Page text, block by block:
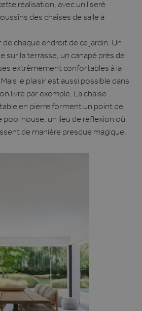
réalisation, avec un liseré
des chaises de salle à
chaque endroit de ce jardin. Un
sur la terrasse, un canapé près de
extrêmement confortables à la
le plaisir est aussi possible dans
livre par exemple. La chaise
en pierre forment un point de
pool house, un lieu de réflexion où
de manière presque magique.